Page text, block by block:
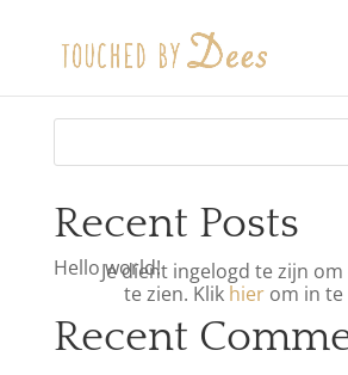
Je dient ingelogd te zijn om
te zien. Klik hier om in te
Recent Posts
Hello world!
Recent